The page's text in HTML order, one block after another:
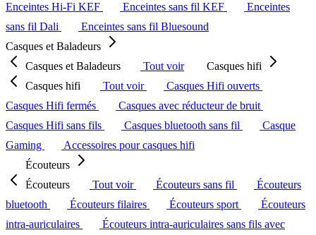
Enceintes Hi-Fi KEF
Enceintes sans fil KEF
Enceintes
sans fil Dali
Enceintes sans fil Bluesound
Casques et Baladeurs
Casques et Baladeurs
Tout voir
Casques hifi
Casques hifi
Tout voir
Casques Hifi ouverts
Casques Hifi fermés
Casques avec réducteur de bruit
Casques Hifi sans fils
Casques bluetooth sans fil
Casque
Gaming
Accessoires pour casques hifi
Écouteurs
Écouteurs
Tout voir Écouteurs sans fil
Écouteurs
bluetooth
Écouteurs filaires Écouteurs sport
Écouteurs
intra-auriculaires
Écouteurs intra-auriculaires sans fils avec